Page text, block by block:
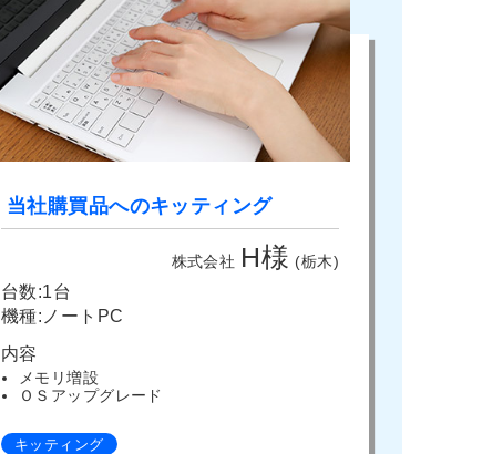
当社購買品へのキッティング
株式会社 H様 (栃木)
台数:1台
機種:ノートPC
内容
メモリ増設
ＯＳアップグレード
キッティング